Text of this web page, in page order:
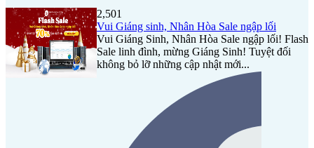
2,501
Vui Giáng sinh, Nhân Hòa Sale ngập lối
Vui Giáng Sinh, Nhân Hòa Sale ngập lối! Flash
Sale linh đình, mừng Giáng Sinh! Tuyệt đối
không bỏ lỡ những cập nhật mới...